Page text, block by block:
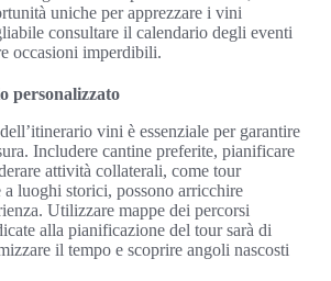
uniche per apprezzare i vini
consultare il calendario degli eventi
occasioni imperdibili.
personalizzato
vini è essenziale per garantire
Includere cantine preferite, pianificare
attività collaterali, come tour
luoghi storici, possono arricchire
Utilizzare mappe dei percorsi
alla pianificazione del tour sarà di
il tempo e scoprire angoli nascosti